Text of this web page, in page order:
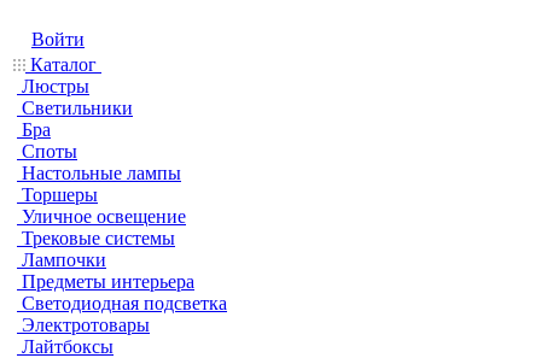
Войти
Каталог
Люстры
Светильники
Бра
Споты
Настольные лампы
Торшеры
Уличное освещение
Трековые системы
Лампочки
Предметы интерьера
Светодиодная подсветка
Электротовары
Лайтбоксы